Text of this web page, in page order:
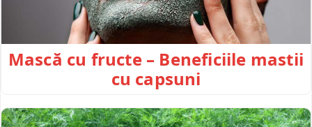
Mască cu fructe – Beneficiile mastii
cu capsuni